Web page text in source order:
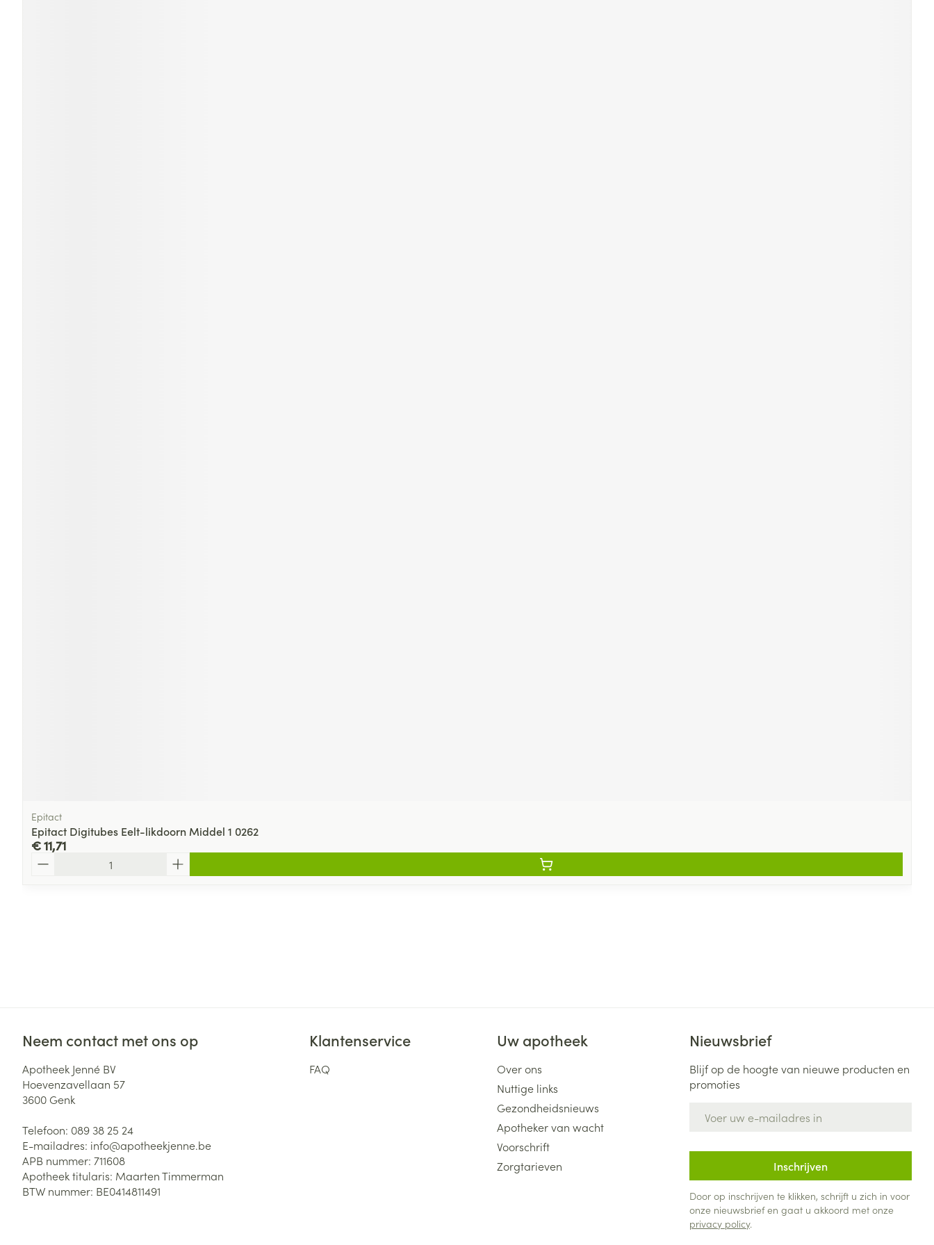
Epitact
Epitact Digitubes Eelt-likdoorn Middel 1 0262
€ 11,71
Neem contact met ons op
Apotheek Jenné BV
Hoevenzavellaan 57
3600 Genk
Telefoon: 089 38 25 24
E-mailadres: info@apotheekjenne.be
APB nummer: 711608
Apotheek titularis: Maarten Timmerman
BTW nummer: BE0414811491
Klantenservice
FAQ
Uw apotheek
Over ons
Nuttige links
Gezondheidsnieuws
Apotheker van wacht
Voorschrift
Zorgtarieven
Nieuwsbrief
Blijf op de hoogte van nieuwe producten en
promoties
Inschrijven
Door op inschrijven te klikken, schrijft u zich in voor
onze nieuwsbrief en gaat u akkoord met onze
privacy policy.